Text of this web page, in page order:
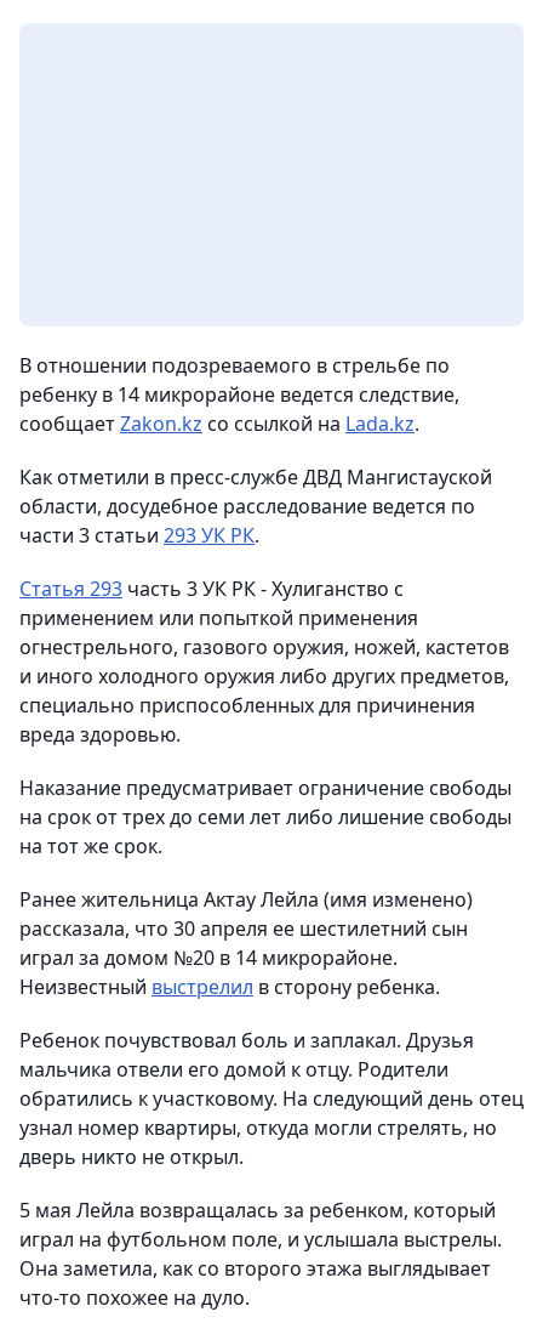
В отношении подозреваемого в стрельбе по
ребенку в 14 микрорайоне ведется следствие,
сообщаетZakon.kz со ссылкой на Lada.kz.
Как отметили в пресс-службе ДВД Мангистауской
области, досудебное расследование ведется по
части 3 статьи 293 УК РК.
Статья 293 часть 3 УК РК - Хулиганство с
применением или попыткой применения
огнестрельного, газового оружия, ножей, кастетов
и иного холодного оружия либо других предметов,
специально приспособленных для причинения
вреда здоровью.
Наказание предусматривает ограничение свободы
на срок от трех до семи лет либо лишение свободы
на тот же срок.
Ранее жительница Актау Лейла (имя изменено)
рассказала, что 30 апреля ее шестилетний сын
играл за домом №20 в 14 микрорайоне.
Неизвестный выстрелил в сторону ребенка.
Ребенок почувствовал боль и заплакал. Друзья
мальчика отвели его домой к отцу. Родители
обратились к участковому. На следующий день отец
узнал номер квартиры, откуда могли стрелять, но
дверь никто не открыл.
5 мая Лейла возвращалась за ребенком, который
играл на футбольном поле, и услышала выстрелы.
Она заметила, как со второго этажа выглядывает
что-то похожее на дуло.